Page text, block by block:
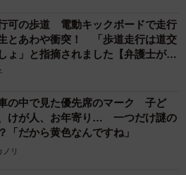
答えられるような投稿を目指し
てくれている消防士のみなさ
の理解を深めるためにも、ぜひ
）も覗いてみ
可の歩道 電動キックボードで走行
とあわや衝突！ 「歩道走行は道交
ょ」と指摘されました【弁護士が解
の中で見た優先席のマーク 子ど
けが人、お年寄り… 一つだけ謎の
「だから黄色なんですね」
ノリ